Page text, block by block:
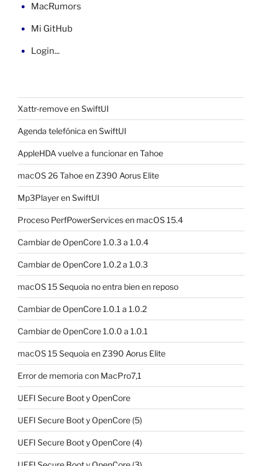
MacRumors
Mi GitHub
Login...
Xattr-remove en SwiftUI
Agenda telefónica en SwiftUI
AppleHDA vuelve a funcionar en Tahoe
macOS 26 Tahoe en Z390 Aorus Elite
Mp3Player en SwiftUI
Proceso PerfPowerServices en macOS 15.4
Cambiar de OpenCore 1.0.3 a 1.0.4
Cambiar de OpenCore 1.0.2 a 1.0.3
macOS 15 Sequoia no entra bien en reposo
Cambiar de OpenCore 1.0.1 a 1.0.2
Cambiar de OpenCore 1.0.0 a 1.0.1
macOS 15 Sequoia en Z390 Aorus Elite
Error de memoria con MacPro7,1
UEFI Secure Boot y OpenCore
UEFI Secure Boot y OpenCore (5)
UEFI Secure Boot y OpenCore (4)